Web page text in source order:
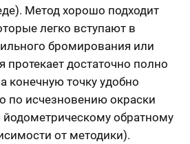
Метод хорошо подходит
легко вступают в
бромирования или
протекает достаточно полно
конечную точку удобно
по исчезновению окраски
йодометрическому обратному
от методики).